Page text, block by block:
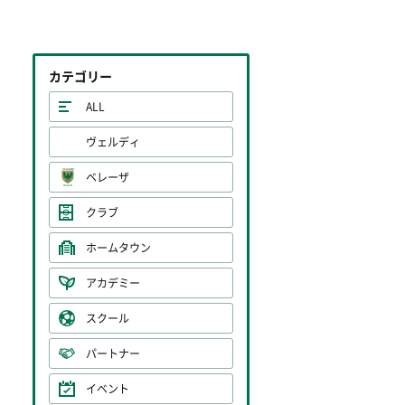
カテゴリー
ALL
ヴェルディ
ベレーザ
クラブ
ホームタウン
アカデミー
スクール
パートナー
イベント